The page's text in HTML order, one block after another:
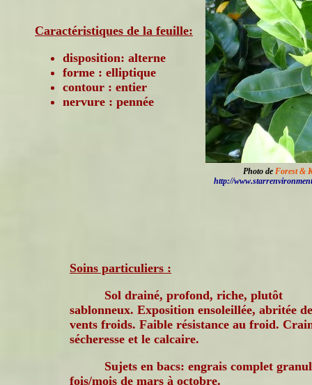
Photo de Forest &
http://
Caractéristiques de la feuille:
disposition: alterne
forme : elliptique
contour : entier
nervure : pennée
Soins particuliers :
Sol drainé, profond, riche, plutôt
sablonneux. Exposition ensoleillée, abritée
vents froids. Faible résistance au froid.
sécheresse et le calcaire.
Sujets en bacs: engrais complet
fois/mois de mars à octobre.